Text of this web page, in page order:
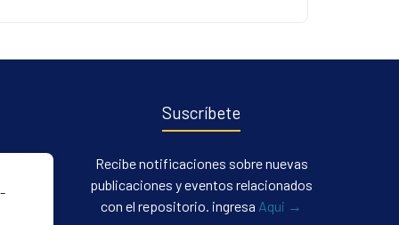
Suscríbete
Recibe notificaciones sobre nuevas
publicaciones y eventos relacionados
con el repositorio. ingresa Aqui →